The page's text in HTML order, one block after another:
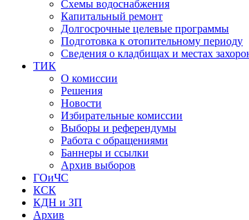
Схемы водоснабжения
Капитальный ремонт
Долгосрочные целевые программы
Подготовка к отопительному периоду
Сведения о кладбищах и местах
ТИК
О комиссии
Решения
Новости
Избирательные комиссии
Выборы и референдумы
Работа с обращениями
Баннеры и ссылки
Архив выборов
ГОиЧС
КСК
КДН и ЗП
Архив